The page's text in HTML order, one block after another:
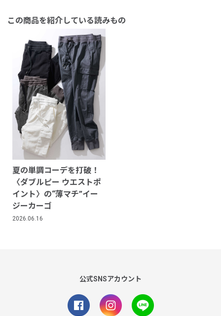
この商品を紹介している読みもの
夏の単調コーデを打破！
〈ダブルピー ウエストポ
イント〉の“薄マチ”イー
ジーカーゴ
2026.06.16
公式SNSアカウント